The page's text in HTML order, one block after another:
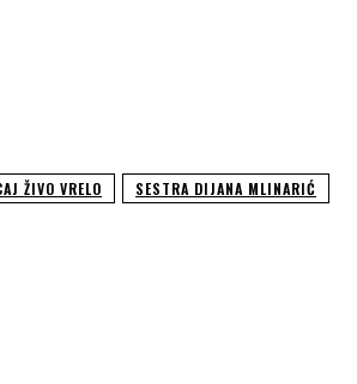
ŽIVO VRELO SESTRA DIJANA MLINARIĆ